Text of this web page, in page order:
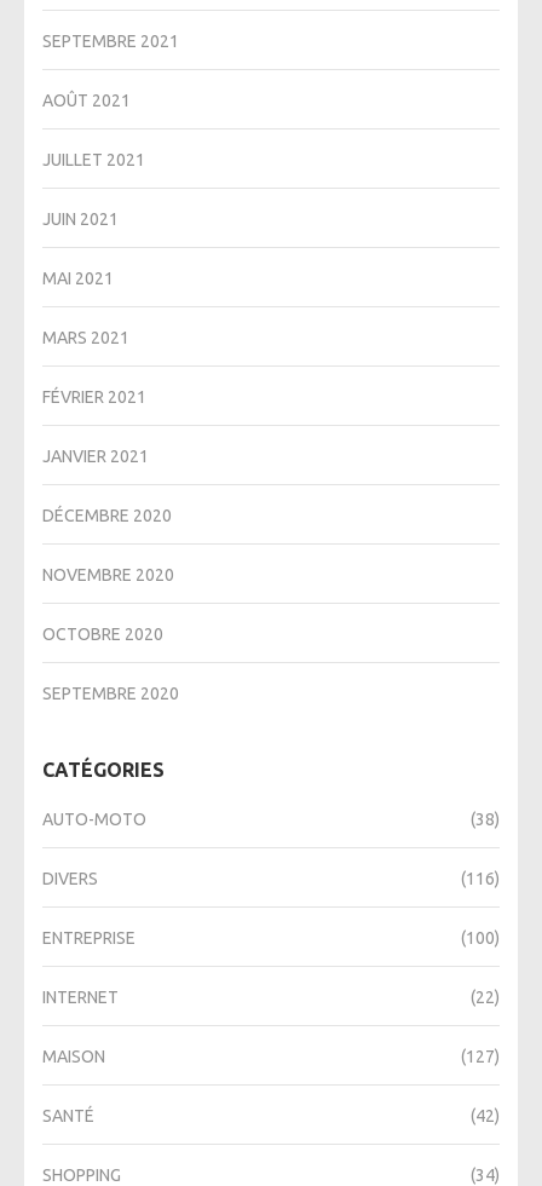
SEPTEMBRE 2021
AOÛT 2021
JUILLET 2021
JUIN 2021
MAI 2021
MARS 2021
FÉVRIER 2021
JANVIER 2021
DÉCEMBRE 2020
NOVEMBRE 2020
OCTOBRE 2020
SEPTEMBRE 2020
CATÉGORIES
AUTO-MOTO (38)
DIVERS (116)
ENTREPRISE (100)
INTERNET (22)
MAISON (127)
SANTÉ (42)
SHOPPING (34)